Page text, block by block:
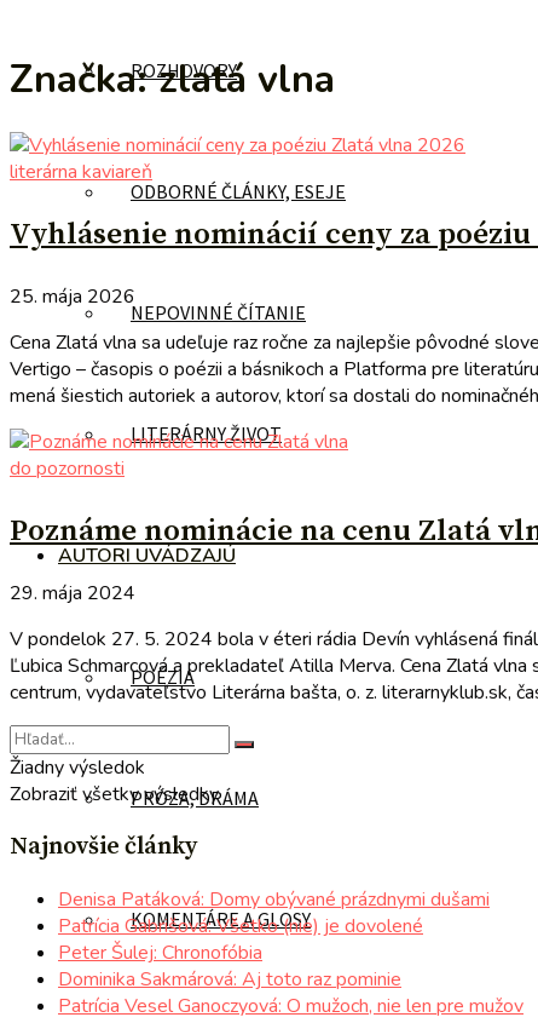
ROZHOVORY
ODBORNÉ ČLÁNKY, ESEJE
NEPOVINNÉ ČÍTANIE
LITERÁRNY ŽIVOT
AUTORI UVÁDZAJÚ
POÉZIA
PRÓZA, DRÁMA
KOMENTÁRE A GLOSY
Značka:zlatá vlna
literárna kaviareň
Vyhlásenie nominácií ceny za poéziu
25. mája 2026
Cena Zlatá vlna sa udeľuje raz ročne za najlepšie pôvodné
Vertigo – časopis o poézii a básnikoch a Platforma pre
mená šiestich autoriek a autorov, ktorí sa dostali do
do pozornosti
Poznáme nominácie na cenu Zlatá
29. mája 2024
V pondelok 27. 5. 2024 bola v éteri rádia Devín vyhlásená
Ľubica Schmarcová a prekladateľ Atilla Merva. Cena Zlatá
centrum, vydavateľstvo Literárna bašta, o. z. literarnyklub.sk,
Žiadny výsledok
Zobraziť všetky výsledky
Najnovšie články
Denisa Patáková: Domy obývané prázdnymi dušami
Patrícia Gabrišová: Všetko (nie) je dovolené
Peter Šulej: Chronofóbia
Dominika Sakmárová: Aj toto raz pominie
Patrícia Vesel Ganoczyová: O mužoch, nie len pre mužov